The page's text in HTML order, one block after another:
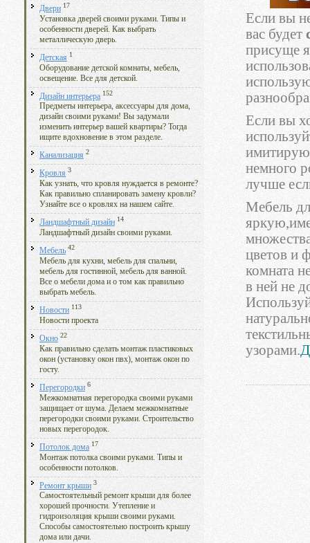
Двери 17
Установка дверей своими руками. Типы и
особенности дверей. Как выбрать
металлическую дверь.
Детская 1
Оборудование детской комнаты, мебель,
освещение. Все для детской.
Дизайн интерьера 152
Предметы интерьера, аксессуары для дома,
дизайн своими руками! Вы задумали
изменить интерьер вашей квартиры? Тогда
ищите вдохновение в этом разделе.
Канализация 2
Кровля 3
Как узнать, что кровля нуждается в ремонте?
Как правильно спланировать замену кровли?
Узнайте все о кровлях на нашем сайте.
Ландшафтный дизайн 14
Ландшафтный дизайн своими руками.
Мебель 42
Мебель для кухни, мебель для спальни,
мебель для гостинной, мебель для ванной.
Все о мебели дома и о том как правильно
выбрать мебель.
Новости 113
Новости проекта
Окно 22
Как правильно сделать монтаж пластиковых
окон (установку окон пвх), монтаж окон по
госту.
Перегородки 6
Межкомнатная перегородка своими руками
защищает от шума. Делаем межкомнатные
перегородки своими руками. Строительство
новых перегородок.
Потолок дома 17
Монтаж потолка своими руками. Типы и
особенности потолков.
Ремонт крыши 3
Самостоятельный ремонт крыши для более
хорошей прочности. Утепление и
гидроизоляция крыши своими руками.
Способы самостоятельно построить крышу
дома или дачи.
Если вы
вас будет
присуще
Если вы
немного
лучше
Мебель
цветов и
комната
в ней не
узорами.